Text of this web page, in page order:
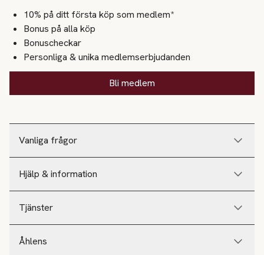
Vanliga frågor
Hjälp & information
Tjänster
Åhlens
10% på ditt första köp som medlem*
Bonus på alla köp
Bonuscheckar
Personliga & unika medlemserbjudanden
Bli medlem